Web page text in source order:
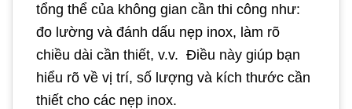
tổng thể của không gian cần thi công như:
đo lường và đánh dấu nẹp inox, làm rõ
chiều dài cần thiết, v.v. Điều này giúp bạn
hiểu rõ về vị trí, số lượng và kích thước cần
thiết cho các nẹp inox.